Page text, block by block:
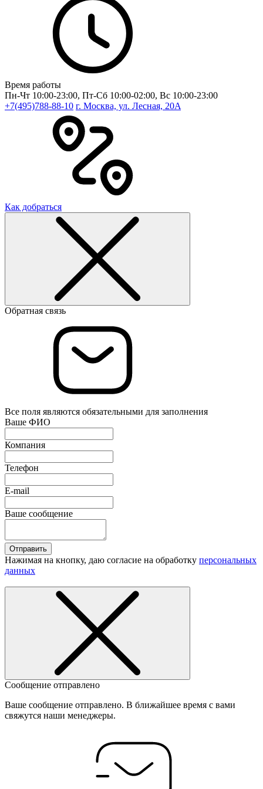
Время работы
Пн-Чт 10:00-23:00, Пт-Сб 10:00-02:00, Вс 10:00-23:00
+7(495)788-88-10 г. Москва, ул. Лесная, 20A
Как добраться
Обратная связь
Все поля являются обязательными для заполнения
Ваше ФИО
Компания
Телефон
E-mail
Ваше сообщение
Отправить
Нажимая на кнопку, даю согласие на обработку персональных
данных
Сообщение отправлено
Ваше сообщение отправлено. В ближайшее время с вами
свяжутся наши менеджеры.